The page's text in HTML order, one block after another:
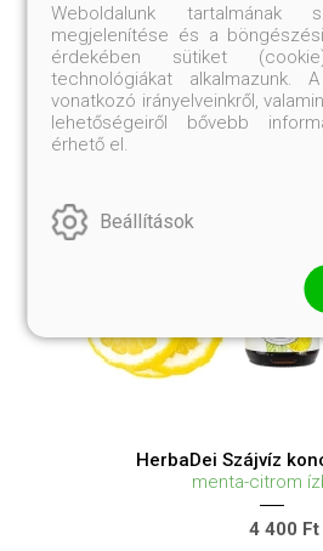
Ajánljuk
HerbaDei Szájvíz
menta-citrom
4 400 Ft
Weboldalunk tartalmának
megjelenítése és a
érdekében sütiket
technológiákat alkalmazunk.
vonatkozó irányelveinkről,
lehetőségeiről bővebb
érhető el.
Beállítások